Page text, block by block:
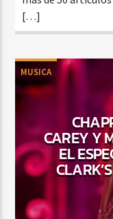
[…]
MUSICA
CAREY Y
EL